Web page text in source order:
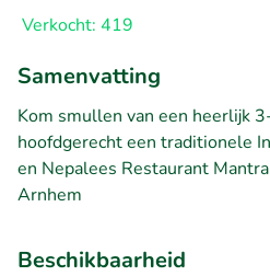
Verkocht: 419
Samenvatting
Kom smullen van een heerlijk
hoofdgerecht een traditionele
en Nepalees Restaurant
Arnhem
Beschikbaarheid